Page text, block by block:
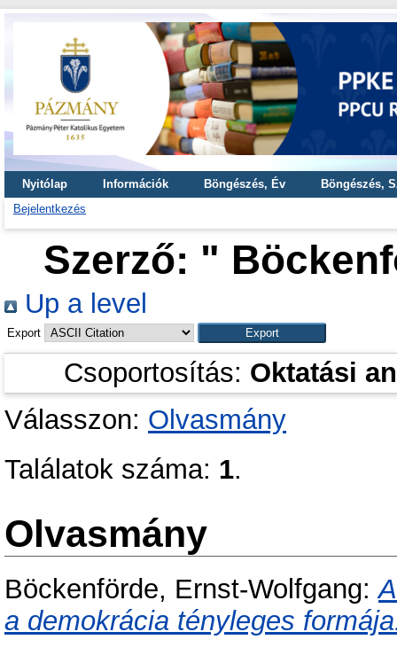
Nyitólap Információk Böngészés, Év
Böngészés,
Bejelentkezés
Szerző: "
Up a level
Export
Csoportosítás: Oktatási
Válasszon: Olvasmány
Találatok száma: 1.
Olvasmány
Böckenförde, Ernst-Wolfgang:
a demokrácia tényleges